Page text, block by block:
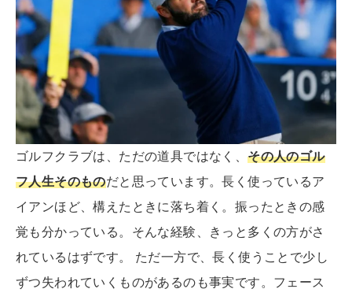
ゴルフクラブは、ただの道具ではなく、その人のゴル
フ人生そのものだと思っています。長く使っているア
イアンほど、構えたときに落ち着く。振ったときの感
覚も分かっている。そんな経験、きっと多くの方がさ
れているはずです。 ただ一方で、長く使うことで少し
ずつ失われていくものがあるのも事実です。フェース